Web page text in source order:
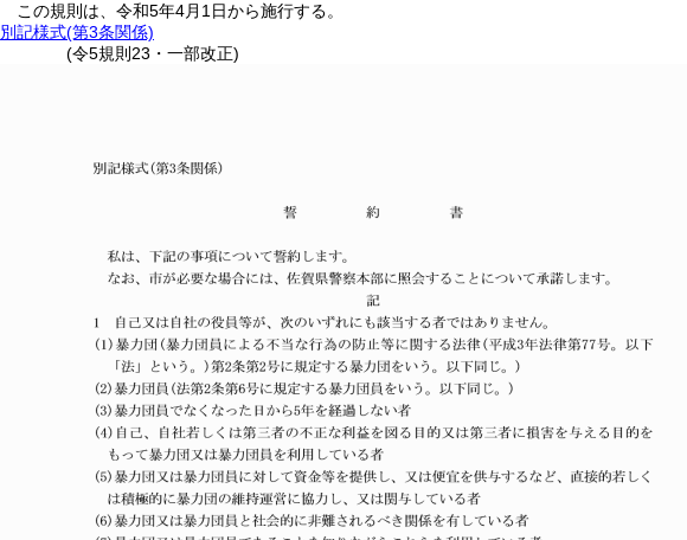
この規則は、令和5年4月1日から施行する。
別記様式(第3条関係)
(令5規則23・一部改正)